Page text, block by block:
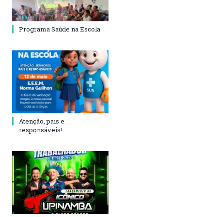
Programa Saúde na Escola
Atenção, pais e
responsáveis!